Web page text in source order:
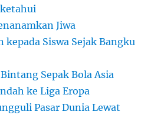
Info
Segar
dari
Jiwa
kepada Siswa Sejak Bangku
Sepak Bola Asia
ke Liga Eropa
Pasar Dunia Lewat